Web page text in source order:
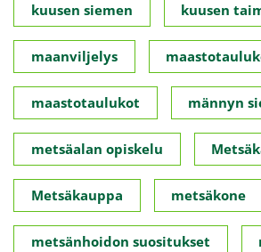
kuusen siemen kuusen
maanviljelys
maastotaulukot männyn
metsäalan opiskelu
Metsäkauppa metsäkone
metsänhoidon suositukset